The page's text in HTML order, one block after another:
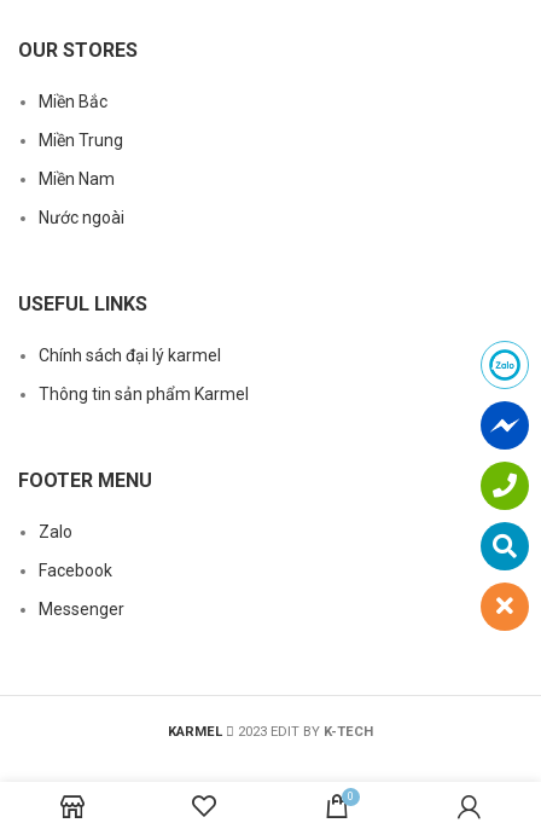
OUR STORES
Miền Bắc
Miền Trung
Miền Nam
Nước ngoài
USEFUL LINKS
Chính sách đại lý karmel
Thông tin sản phẩm Karmel
FOOTER MENU
Zalo
Facebook
Messenger
KARMEL 2023 EDIT BY K-TECH
0